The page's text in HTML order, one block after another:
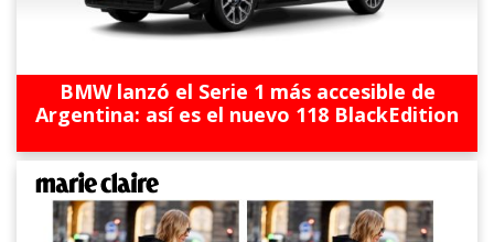
BMW lanzó el Serie 1 más accesible de
Argentina: así es el nuevo 118 BlackEdition